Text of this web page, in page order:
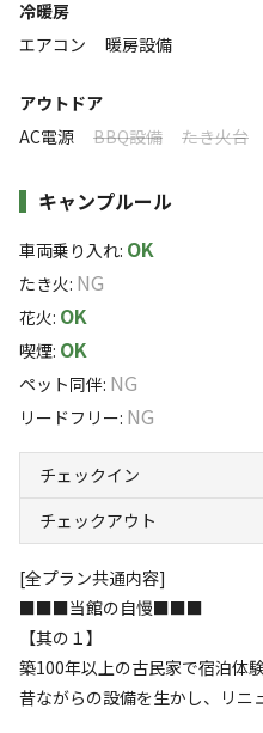
冷暖房
エアコン
暖房設備
アウトドア
AC電源
BBQ設備 たき火台
キャンプルール
車両乗り入れ: OK
たき火: NG
花火: OK
喫煙: OK
ペット同伴: NG
リードフリー: NG
チェックイン
チェックアウト
[全プラン共通内容]
■■■当館の自慢■■■
【其の１】
築100年以上の古民家で宿泊体
昔ながらの設備を生かし、リニ
#初心者歓迎
#ファミリーにおすすめ #グ
#携帯電波あり #無料Wi-Fi
キャンペーン
キャンプ場からのお知ら
【其の１】
築100年以上の古民家で宿泊体